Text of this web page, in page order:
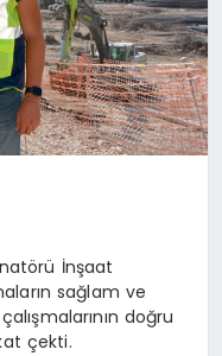
İnşaat
sağlam ve
doğru
çekti.